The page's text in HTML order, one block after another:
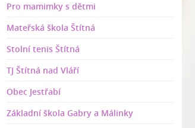
Pro mamimky s dětmi
Mateřská škola Štítná
Stolní tenis Štítná
TJ Štítná nad Vláří
Obec Jestřabí
Základní škola Gabry a Málinky